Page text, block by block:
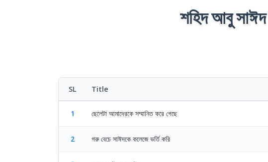
শহিদ আবু
SL Title
1 ছেলেটা আমাদেরকে সম্মানিত করে গেছে
2 গরু বেচে সাঈদকে কলেজে ভর্তি করি